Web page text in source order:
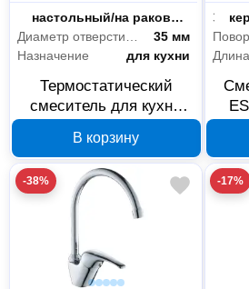
Тип установки
настольный/на раковину
35 мм
Назначение
для кухни
Термостатический
смеситель для кухни
В корзину
Запорный клапан
-38% -17%